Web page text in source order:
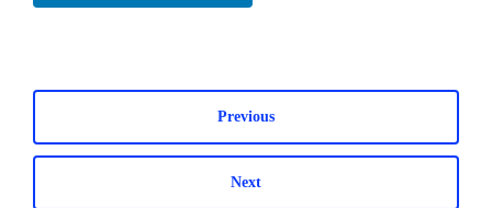
Previous
Next